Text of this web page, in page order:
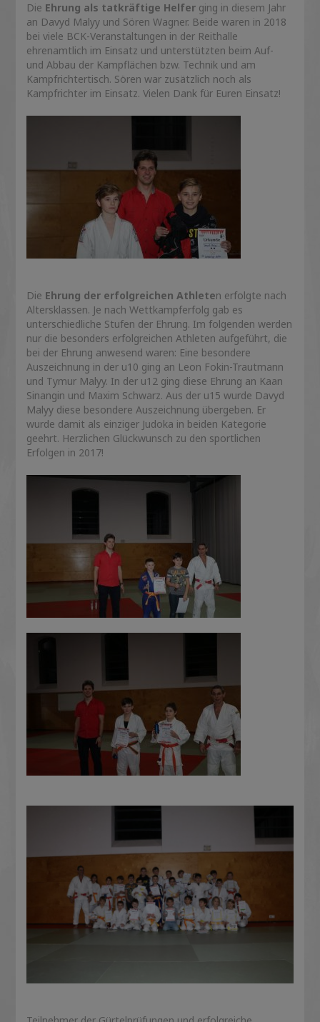
Die Ehrung als tatkräftige Helfer ging in diesem Jahr
an Davyd Malyy und Sören Wagner. Beide waren in 2018
bei viele BCK-Veranstaltungen in der Reithalle
ehrenamtlich im Einsatz und unterstützten beim Auf-
und Abbau der Kampflächen bzw. Technik und am
Kampfrichtertisch. Sören war zusätzlich noch als
Kampfrichter im Einsatz. Vielen Dank für Euren Einsatz!
Die Ehrung der erfolgreichen Athleten erfolgte nach
Altersklassen. Je nach Wettkampferfolg gab es
unterschiedliche Stufen der Ehrung. Im folgenden werden
nur die besonders erfolgreichen Athleten aufgeführt, die
bei der Ehrung anwesend waren: Eine besondere
Auszeichnung in der u10 ging an Leon Fokin-Trautmann
und Tymur Malyy. In der u12 ging diese Ehrung an Kaan
Sinangin und Maxim Schwarz. Aus der u15 wurde Davyd
Malyy diese besondere Auszeichnung übergeben. Er
wurde damit als einziger Judoka in beiden Kategorie
geehrt. Herzlichen Glückwunsch zu den sportlichen
Erfolgen in 2017!